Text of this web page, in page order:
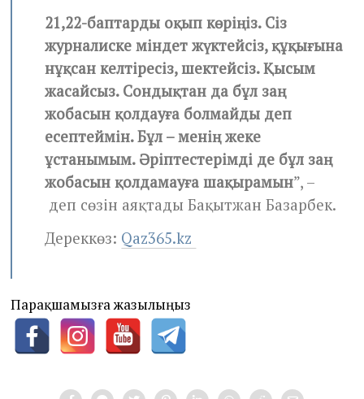
21,22-баптарды оқып көріңіз. Сіз
журналиске міндет жүктейсіз, құқығына
нұқсан келтіресіз, шектейсіз. Қысым
жасайсыз. Сондықтан да бұл заң
жобасын қолдауға болмайды деп
есептеймін. Бұл – менің жеке
ұстанымым. Әріптестерімді де бұл заң
жобасын қолдамауға шақырамын”, –
деп сөзін аяқтады Бақытжан Базарбек.
Дереккөз: Qaz365.kz
Парақшамызға жазылыңыз